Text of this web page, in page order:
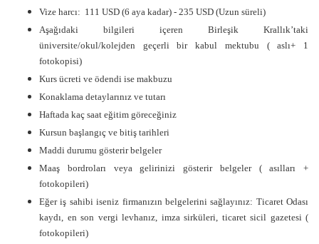
Vize harcı: 111 USD (6 aya kadar) - 235 USD (Uzun süreli)
Aşağıdaki bilgileri içeren Birleşik Krallık’taki
üniversite/okul/kolejden geçerli bir kabul mektubu ( aslı+ 1
fotokopisi)
Kurs ücreti ve ödendi ise makbuzu
Konaklama detaylarınız ve tutarı
Haftada kaç saat eğitim göreceğiniz
Kursun başlangıç ve bitiş tarihleri
Maddi durumu gösterir belgeler
Maaş bordroları veya gelirinizi gösterir belgeler ( asılları +
fotokopileri)
Eğer iş sahibi iseniz firmanızın belgelerini sağlayınız: Ticaret Odası
kaydı, en son vergi levhanız, imza sirküleri, ticaret sicil gazetesi (
fotokopileri)